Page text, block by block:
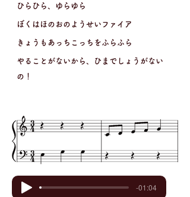
ひらひら、ゆらゆら
ぼくはほのおのようせいファイア
きょうもあっちこっちをふらふら
やることがないから、ひまでしょうがない
の！
-01:04